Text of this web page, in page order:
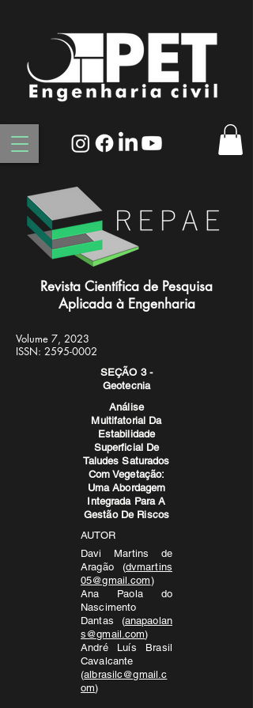
Revista Científica de Pesquisa
Aplicada à Engenharia
Volume 7, 2023
ISSN: 2595-0002
SEÇÃO 3 -
Geotecnia
Análise
Multifatorial Da
Estabilidade
Superficial De
Taludes Saturados
Com Vegetação:
Uma Abordagem
Integrada Para A
Gestão De Riscos
AUTOR
Davi Martins de
Aragão
(dvmartins
05@gmail.com)
Ana Paola do
Nascimento
Dantas
(anapaolan
s@gmail.com)
André Luís Brasil
Cavalcante
(albrasilc@gmail.c
om)